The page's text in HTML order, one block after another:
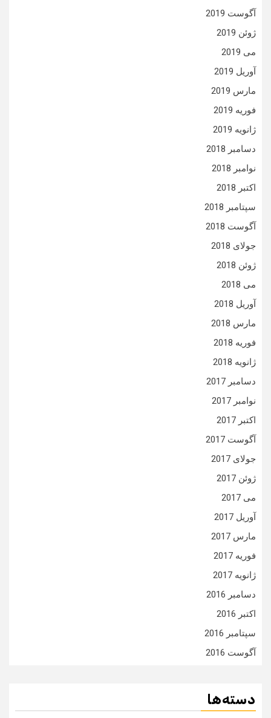
آگوست 2019
ژوئن 2019
می 2019
آوریل 2019
مارس 2019
فوریه 2019
ژانویه 2019
دسامبر 2018
نوامبر 2018
اکتبر 2018
سپتامبر 2018
آگوست 2018
جولای 2018
ژوئن 2018
می 2018
آوریل 2018
مارس 2018
فوریه 2018
ژانویه 2018
دسامبر 2017
نوامبر 2017
اکتبر 2017
آگوست 2017
جولای 2017
ژوئن 2017
می 2017
آوریل 2017
مارس 2017
فوریه 2017
ژانویه 2017
دسامبر 2016
اکتبر 2016
سپتامبر 2016
آگوست 2016
دسته‌ها